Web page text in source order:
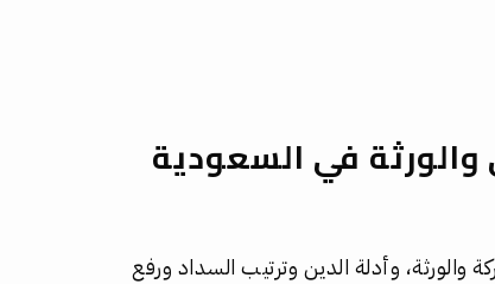
في السعودية
والورثة، وأدلة الدين وترتيب السداد ورفع